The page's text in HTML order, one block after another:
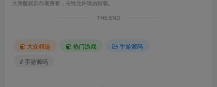
文章版权归作者所有，未经允许请勿转载。
THE END
大众精选 热门游戏
手游源码
# 手游源码